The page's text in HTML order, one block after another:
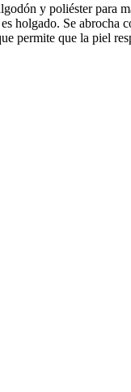
y poliéster para
holgado. Se
permite que la piel